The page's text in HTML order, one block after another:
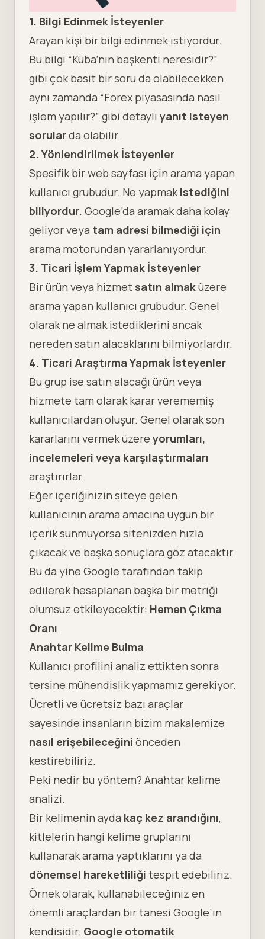
1. Bilgi Edinmek İsteyenler
Arayan kişi bir bilgi edinmek istiyordur.
Bu bilgi “Küba’nın başkenti neresidir?”
gibi çok basit bir soru da olabilecekken
aynı zamanda “Forex piyasasında nasıl
işlem yapılır?” gibi detaylı yanıt isteyen
sorularda olabilir.
2. Yönlendirilmek İsteyenler
Spesifik bir web sayfası için arama yapan
kullanıcı grubudur. Ne yapmakistediğini
biliyordur. Google’da aramak daha kolay
geliyor veya tam adresi bilmediği için
arama motorundan yararlanıyordur.
3. Ticari İşlem Yapmak İsteyenler
Bir ürün veya hizmet satın almaküzere
arama yapan kullanıcı grubudur. Genel
olarak ne almak istediklerini ancak
nereden satın alacaklarını bilmiyorlardır.
4. Ticari Araştırma Yapmak İsteyenler
Bu grup ise satın alacağı ürün veya
hizmete tam olarak karar verememiş
kullanıcılardan oluşur. Genel olarak son
kararlarını vermek üzere yorumları,
incelemeleri veya karşılaştırmaları
araştırırlar.
Eğer içeriğinizin siteye gelen
kullanıcının arama amacına uygun bir
içerik sunmuyorsa sitenizden hızla
çıkacak ve başka sonuçlara göz atacaktır.
Bu da yine Google tarafından takip
edilerek hesaplanan başka bir metriği
olumsuz etkileyecektir: Hemen Çıkma
Oranı.
Anahtar Kelime Bulma
Kullanıcı profilini analiz ettikten sonra
tersine mühendislik yapmamız gerekiyor.
Ücretli ve ücretsiz bazı araçlar
sayesinde insanların bizim makalemize
nasıl erişebileceğini önceden
kestirebiliriz.
Peki nedir bu yöntem? Anahtar kelime
analizi.
Bir kelimenin ayda kaç kez arandığını,
kitlelerin hangi kelime gruplarını
kullanarak arama yaptıklarını ya da
dönemsel hareketliliği tespit edebiliriz.
Örnek olarak, kullanabileceğiniz en
önemli araçlardan bir tanesi Google’ın
kendisidir. Google otomatik